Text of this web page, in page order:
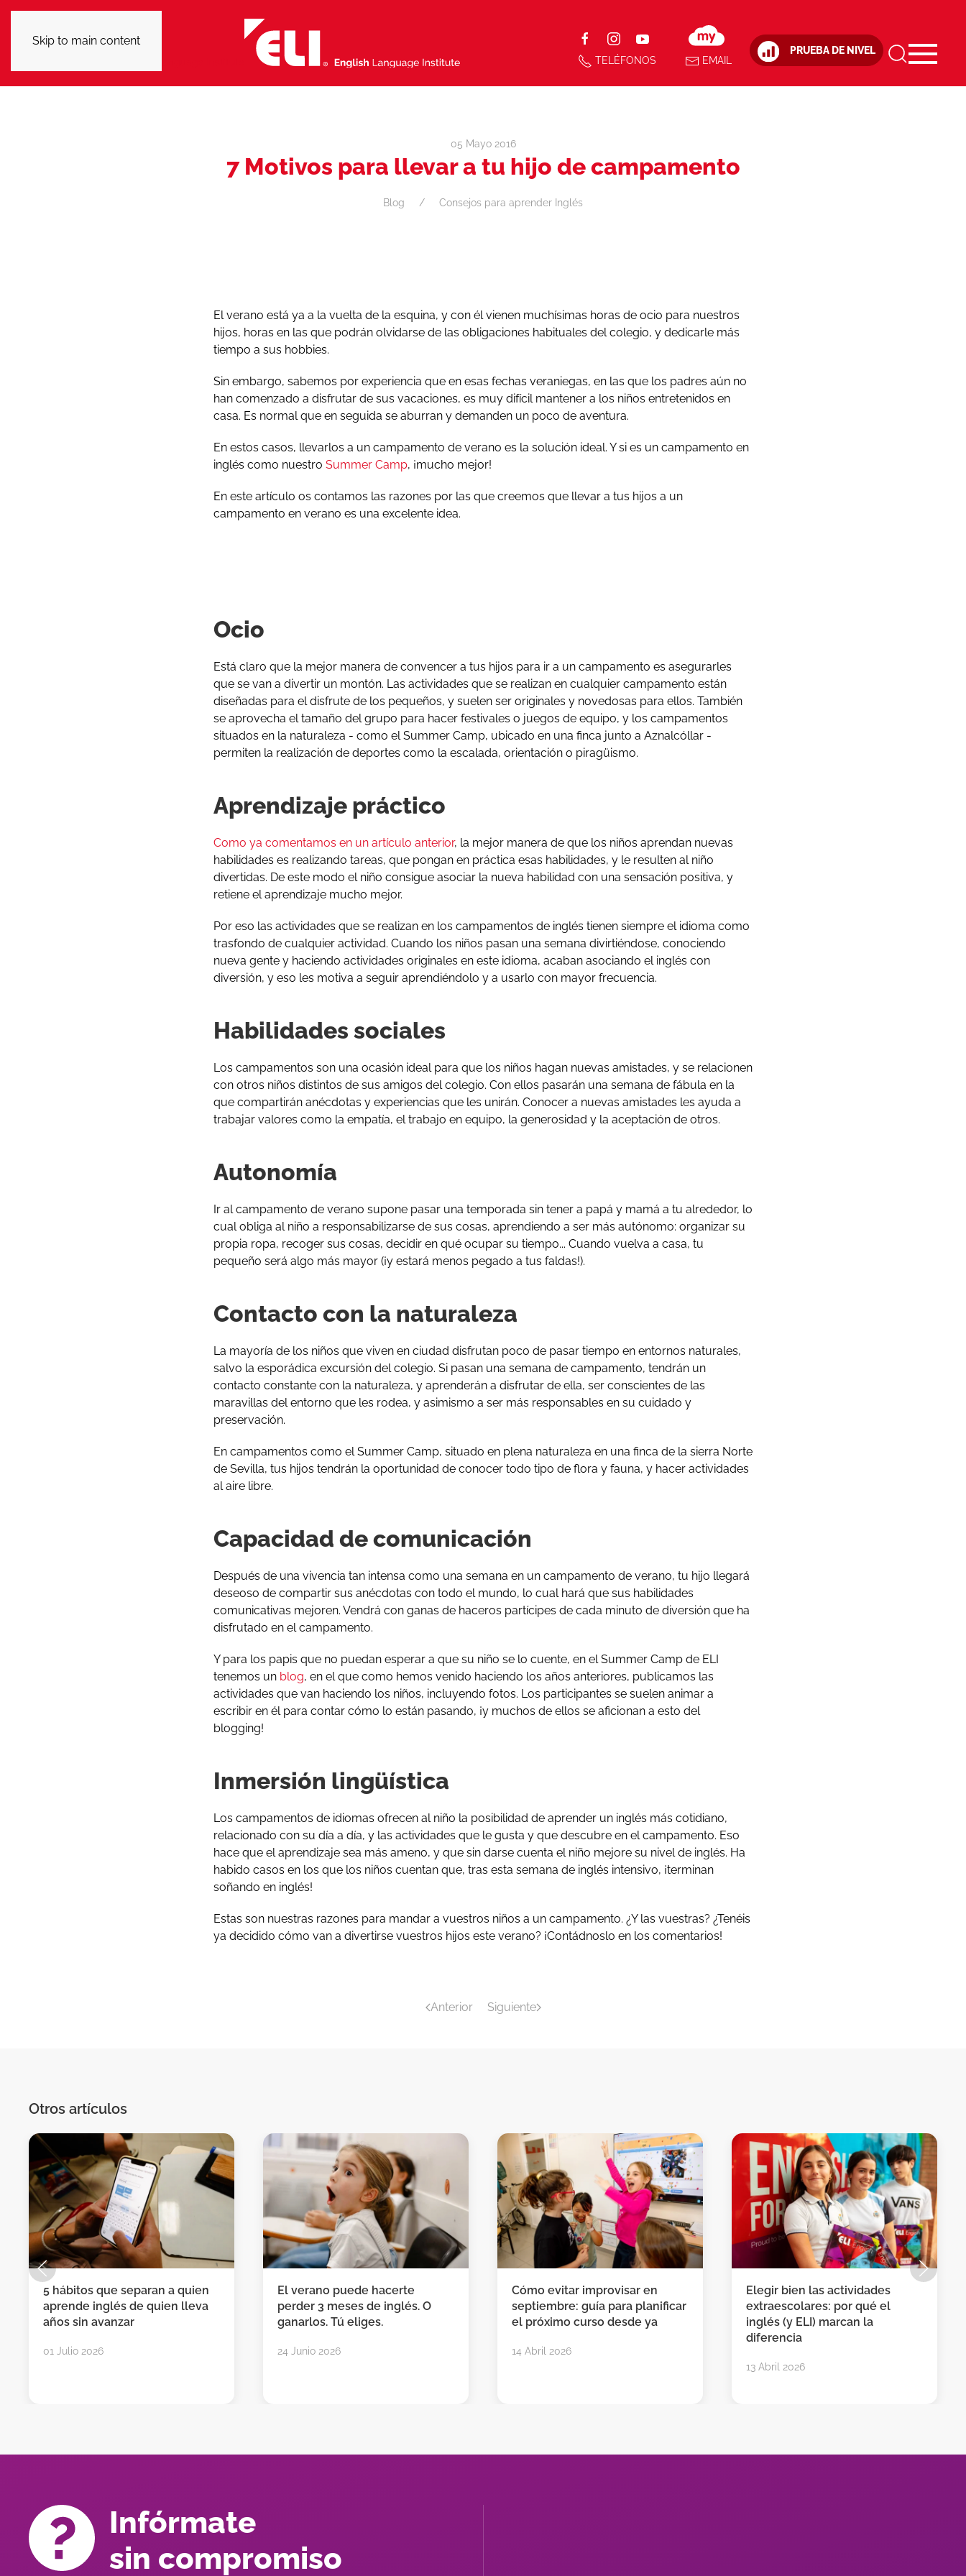
Skip to main content
TELÉFONOS EMAIL
PRUEBA DE NIVEL
05 Mayo 2016
7 Motivos para llevar a tu hijo de campamento
Blog Consejos para aprender Inglés
El verano está ya a la vuelta de la esquina, y con él vienen muchísimas horas de ocio para nuestros
hijos, horas en las que podrán olvidarse de las obligaciones habituales del colegio, y dedicarle más
tiempo a sus hobbies.
Sin embargo, sabemos por experiencia que en esas fechas veraniegas, en las que los padres aún no
han comenzado a disfrutar de sus vacaciones, es muy difícil mantener a los niños entretenidos en
casa. Es normal que en seguida se aburran y demanden un poco de aventura.
En estos casos, llevarlos a un campamento de verano es la solución ideal. Y si es un campamento en
inglés como nuestro Summer Camp, ¡mucho mejor!
En este artículo os contamos las razones por las que creemos que llevar a tus hijos a un
campamento en verano es una excelente idea.
Ocio
Está claro que la mejor manera de convencer a tus hijos para ir a un campamento es asegurarles
que se van a divertir un montón. Las actividades que se realizan en cualquier campamento están
diseñadas para el disfrute de los pequeños, y suelen ser originales y novedosas para ellos. También
se aprovecha el tamaño del grupo para hacer festivales o juegos de equipo, y los campamentos
situados en la naturaleza - como el Summer Camp, ubicado en una finca junto a Aznalcóllar -
permiten la realización de deportes como la escalada, orientación o piragüismo.
Aprendizaje práctico
Como ya comentamos en un artículo anterior, la mejor manera de que los niños aprendan nuevas
habilidades es realizando tareas, que pongan en práctica esas habilidades, y le resulten al niño
divertidas. De este modo el niño consigue asociar la nueva habilidad con una sensación positiva, y
retiene el aprendizaje mucho mejor.
Por eso las actividades que se realizan en los campamentos de inglés tienen siempre el idioma como
trasfondo de cualquier actividad. Cuando los niños pasan una semana divirtiéndose, conociendo
nueva gente y haciendo actividades originales en este idioma, acaban asociando el inglés con
diversión, y eso les motiva a seguir aprendiéndolo y a usarlo con mayor frecuencia.
Habilidades sociales
Los campamentos son una ocasión ideal para que los niños hagan nuevas amistades, y se relacionen
con otros niños distintos de sus amigos del colegio. Con ellos pasarán una semana de fábula en la
que compartirán anécdotas y experiencias que les unirán. Conocer a nuevas amistades les ayuda a
trabajar valores como la empatía, el trabajo en equipo, la generosidad y la aceptación de otros.
Autonomía
Ir al campamento de verano supone pasar una temporada sin tener a papá y mamá a tu alrededor, lo
cual obliga al niño a responsabilizarse de sus cosas, aprendiendo a ser más autónomo: organizar su
propia ropa, recoger sus cosas, decidir en qué ocupar su tiempo... Cuando vuelva a casa, tu
pequeño será algo más mayor (¡y estará menos pegado a tus faldas!).
Contacto con la naturaleza
La mayoría de los niños que viven en ciudad disfrutan poco de pasar tiempo en entornos naturales,
salvo la esporádica excursión del colegio. Si pasan una semana de campamento, tendrán un
contacto constante con la naturaleza, y aprenderán a disfrutar de ella, ser conscientes de las
maravillas del entorno que les rodea, y asimismo a ser más responsables en su cuidado y
preservación.
En campamentos como el Summer Camp, situado en plena naturaleza en una finca de la sierra Norte
de Sevilla, tus hijos tendrán la oportunidad de conocer todo tipo de flora y fauna, y hacer actividades
al aire libre.
Capacidad de comunicación
Después de una vivencia tan intensa como una semana en un campamento de verano, tu hijo llegará
deseoso de compartir sus anécdotas con todo el mundo, lo cual hará que sus habilidades
comunicativas mejoren. Vendrá con ganas de haceros partícipes de cada minuto de diversión que ha
disfrutado en el campamento.
Y para los papis que no puedan esperar a que su niño se lo cuente, en el Summer Camp de ELI
tenemos un blog, en el que como hemos venido haciendo los años anteriores, publicamos las
actividades que van haciendo los niños, incluyendo fotos. Los participantes se suelen animar a
escribir en él para contar cómo lo están pasando, ¡y muchos de ellos se aficionan a esto del
blogging!
Inmersión lingüística
Los campamentos de idiomas ofrecen al niño la posibilidad de aprender un inglés más cotidiano,
relacionado con su día a día, y las actividades que le gusta y que descubre en el campamento. Eso
hace que el aprendizaje sea más ameno, y que sin darse cuenta el niño mejore su nivel de inglés. Ha
habido casos en los que los niños cuentan que, tras esta semana de inglés intensivo, ¡terminan
soñando en inglés!
Estas son nuestras razones para mandar a vuestros niños a un campamento. ¿Y las vuestras? ¿Tenéis
ya decidido cómo van a divertirse vuestros hijos este verano? ¡Contádnoslo en los comentarios!
Anterior Siguiente
Otros artículos
5 hábitos que separan a quien
aprende inglés de quien lleva
años sin avanzar
01 Julio 2026
El verano puede hacerte
perder 3 meses de inglés. O
ganarlos. Tú eliges.
24 Junio 2026
Cómo evitar improvisar en
septiembre: guía para planificar
el próximo curso desde ya
14 Abril 2026
Elegir bien las actividades
extraescolares: por qué el
inglés (y ELI) marcan la
diferencia
13 Abril 2026
Infórmate
sin compromiso